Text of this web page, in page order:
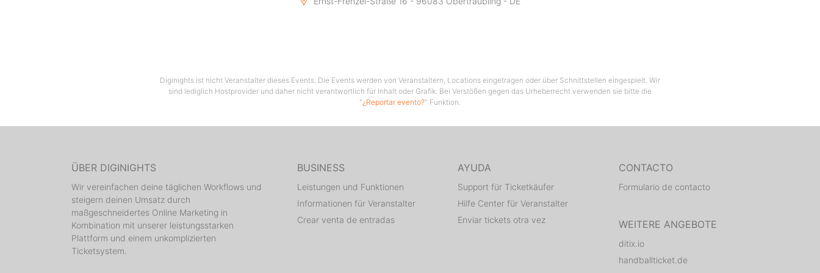
Diginights ist nicht Veranstalter dieses Events. Die Events werden von Veranstaltern, Locations eingetragen oder über Schnittstellen eingespielt. Wir
sind lediglich Hostprovider und daher nicht verantwortlich für Inhalt oder Grafik. Bei Verstößen gegen das Urheberrecht verwenden sie bitte die
"¿Reportar evento?" Funktion.
ÜBER DIGINIGHTS
Wir vereinfachen deine täglichen Workflows und
steigern deinen Umsatz durch
maßgeschneidertes Online Marketing in
Kombination mit unserer leistungsstarken
Plattform und einem unkomplizierten
Ticketsystem.
BUSINESS
Leistungen und Funktionen
Informationen für Veranstalter
Crear venta de entradas
AYUDA
Support für Ticketkäufer
Hilfe Center für Veranstalter
Enviar tickets otra vez
CONTACTO
Formulario de contacto
WEITERE ANGEBOTE
ditix.io
handballticket.de